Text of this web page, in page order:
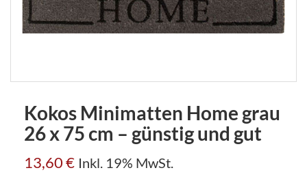
Kokos Minimatten Home grau
26 x 75 cm – günstig und gut
13,60€ Inkl. 19% MwSt.